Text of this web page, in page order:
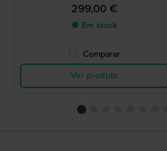
299,00 €
● Em stock
Comparar
Ver produto